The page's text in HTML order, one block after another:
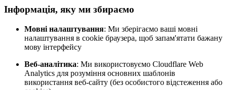
Інформація, яку ми збираємо
Мовні налаштування: Ми зберігаємо ваші мовні
налаштування в cookie браузера, щоб запам'ятати бажану
мову інтерфейсу
Веб-аналітика: Ми використовуємо Cloudflare Web
Analytics для розуміння основних шаблонів
використання веб-сайту (без особистого відстеження або